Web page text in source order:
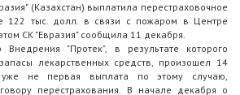
(Казахстан) выплатила перестраховочное
122 тыс. долл. в связи с пожаром в Центре
СК "Евразия" сообщила 11 декабря.
"Протек", в результате которого
лекарственных средств, произошел 14
не первая выплата по этому случаю,
перестрахования. В начале декабря о